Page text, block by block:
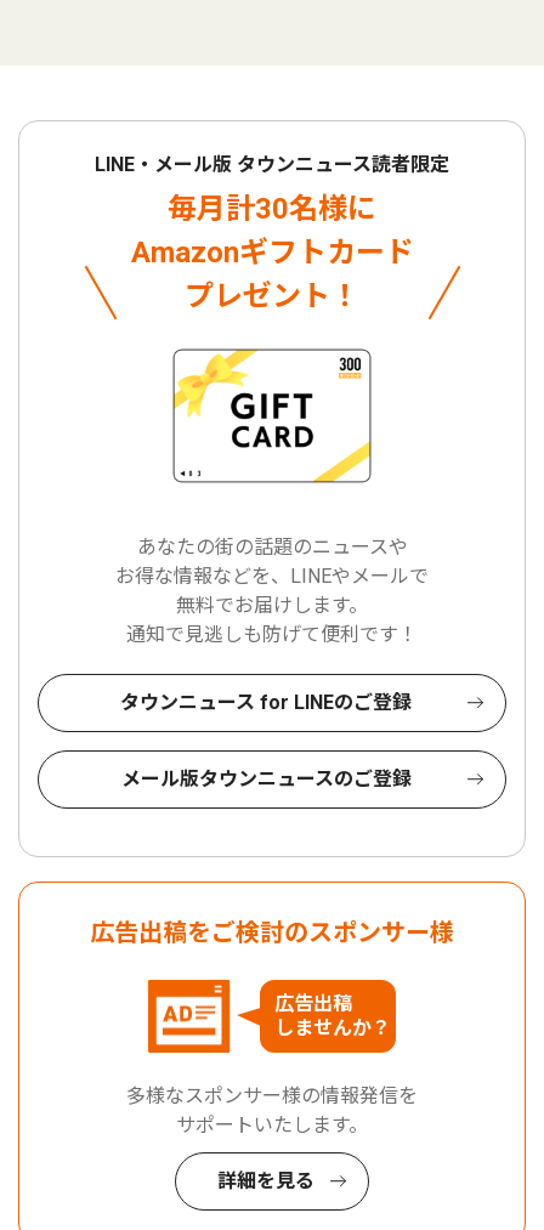
LINE・メール版 タウンニュース読者限定
毎月計30名様に
Amazonギフトカード
プレゼント！
あなたの街の話題のニュースや
お得な情報などを、LINEやメールで
無料でお届けします。
通知で見逃しも防げて便利です！
タウンニュース for LINEのご登録
メール版タウンニュースのご登録
広告出稿をご検討のスポンサー様
広告出稿
しませんか？
多様なスポンサー様の情報発信を
サポートいたします。
詳細を見る